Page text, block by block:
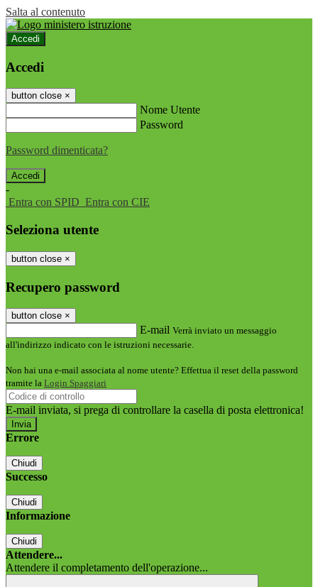
Salta al contenuto
Accedi
Accedi
button close ×
Nome Utente
Password
Password dimenticata?
-
Entra con SPID Entra con CIE
Seleziona utente
button close ×
Recupero password
button close ×
E-mail Verrà inviato un messaggio
all'indirizzo indicato con le istruzioni necessarie.
Non hai una e-mail associata al nome utente? Effettua il reset della password
tramite la Login Spaggiari
E-mail inviata, si prega di controllare la casella di posta elettronica!
Errore
Chiudi
Successo
Chiudi
Informazione
Chiudi
Attendere...
Attendere il completamento dell'operazione...